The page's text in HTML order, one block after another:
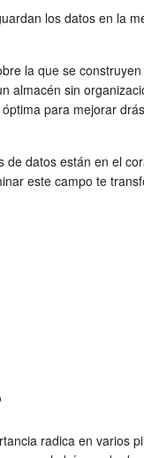
los datos en la
la que se
almacén sin
para mejorar
datos están en el
este campo te
radica en varios